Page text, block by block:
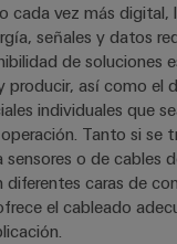
cada vez más digital,
señales y datos
de soluciones
producir, así como el
individuales que
Tanto si se
sensores o de cables
caras de
el cableado